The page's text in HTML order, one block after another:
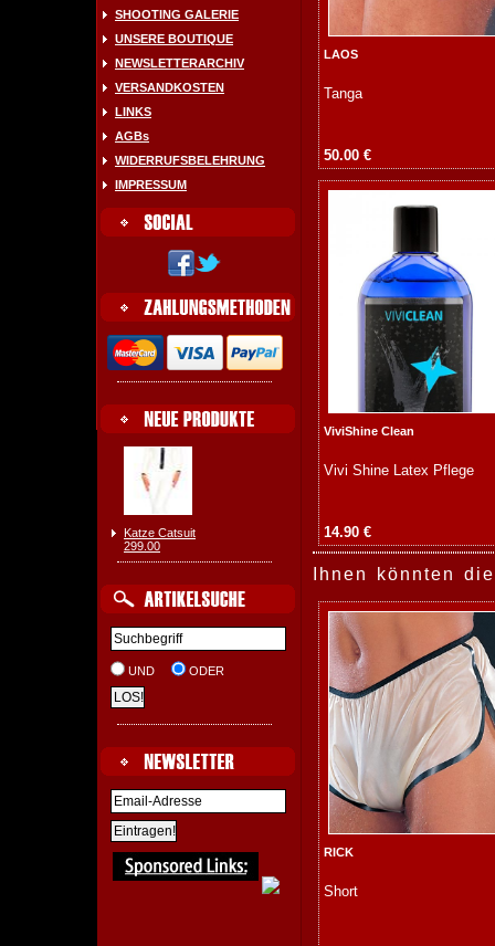
SHOOTING GALERIE
UNSERE BOUTIQUE
NEWSLETTERARCHIV
VERSANDKOSTEN
LINKS
AGBs
WIDERRUFSBELEHRUNG
IMPRESSUM
Katze Catsuit
299.00
UND ODER
LAOS
Tanga
50.00 €
ViviShine Clean
Vivi Shine Latex Pflege
14.90 €
Ihnen könnten
RICK
Short